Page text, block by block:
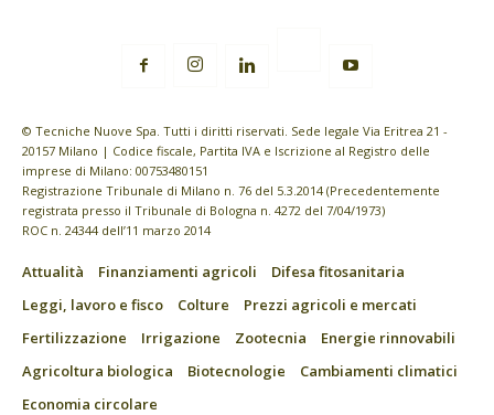
© Tecniche Nuove Spa. Tutti i diritti riservati. Sede legale Via Eritrea 21 -
20157 Milano | Codice fiscale, Partita IVA e Iscrizione al Registro delle
imprese di Milano: 00753480151
Registrazione Tribunale di Milano n. 76 del 5.3.2014 (Precedentemente
registrata presso il Tribunale di Bologna n. 4272 del 7/04/1973)
ROC n. 24344 dell’11 marzo 2014
Attualità Finanziamenti agricoli
Difesa fitosanitaria
Leggi, lavoro e fisco
Colture
Prezzi agricoli e mercati
Fertilizzazione
Irrigazione Zootecnia
Energie rinnovabili
Agricoltura biologica
Biotecnologie
Cambiamenti climatici
Economia circolare